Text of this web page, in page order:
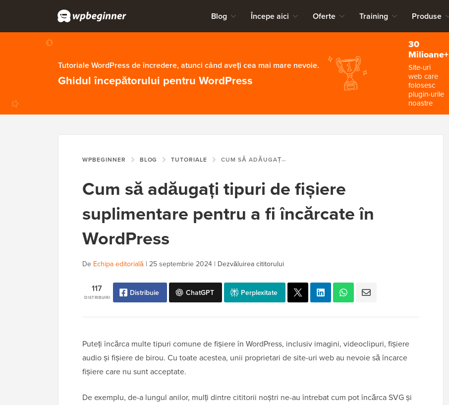
Blog Începe aici Oferte Training Produse
Tutoriale WordPress de încredere, atunci când aveți cea mai mare nevoie.
Ghidul începătorului pentru WordPress
30
Milioane+
Site-uri
web care
folosesc
plugin-urile
noastre
WPBEGINNER BLOG TUTORIALE CUM SĂ ADĂUGAȚI TIPURI DE FIȘIERE SUPLIMENTARE PENTRU A FI ÎNCĂRCATE ÎN WORDPRESS
Cum să adăugați tipuri de fișiere
suplimentare pentru a fi încărcate în
WordPress
De Echipa editorială | 25 septembrie 2024 | Dezvăluirea cititorului
DISTRIBUIRI
117 Distribuie ChatGPT Perplexitate
Puteți încărca multe tipuri comune de fișiere în WordPress, inclusiv imagini, videoclipuri, fișiere
audio și fișiere de birou. Cu toate acestea, unii proprietari de site-uri web au nevoie să încarce
fișiere care nu sunt acceptate.
De exemplu, de-a lungul anilor, mulți dintre cititorii noștri ne-au întrebat cum pot încărca SVG și